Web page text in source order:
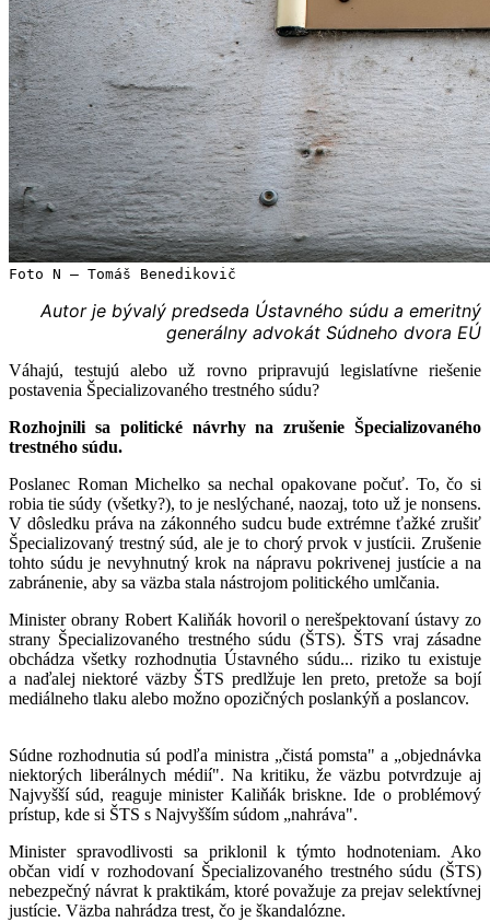
Foto N – Tomáš Benedikovič
Autor je bývalý predseda Ústavného súdu a emeritný
generálny advokát Súdneho dvora EÚ
Váhajú, testujú alebo už rovno pripravujú legislatívne riešenie
postavenia Špecializovaného trestného súdu?
Rozhojnili sa politické návrhy na zrušenie Špecializovaného
trestného súdu.
Poslanec Roman Michelko sa nechal opakovane počuť. To, čo si
robia tie súdy (všetky?), to je neslýchané, naozaj, toto už je nonsens.
V dôsledku práva na zákonného sudcu bude extrémne ťažké zrušiť
Špecializovaný trestný súd, ale je to chorý prvok v justícii. Zrušenie
tohto súdu je nevyhnutný krok na nápravu pokrivenej justície a na
zabránenie, aby sa väzba stala nástrojom politického umlčania.
Minister obrany Robert Kaliňák hovoril o nerešpektovaní ústavy zo
strany Špecializovaného trestného súdu (ŠTS). ŠTS vraj zásadne
obchádza všetky rozhodnutia Ústavného súdu... riziko tu existuje
a naďalej niektoré väzby ŠTS predlžuje len preto, pretože sa bojí
mediálneho tlaku alebo možno opozičných poslankýň a poslancov.
Súdne rozhodnutia sú podľa ministra „čistá pomsta" a „objednávka
niektorých liberálnych médií". Na kritiku, že väzbu potvrdzuje aj
Najvyšší súd, reaguje minister Kaliňák briskne. Ide o problémový
prístup, kde si ŠTS s Najvyšším súdom „nahráva".
Minister spravodlivosti sa priklonil k týmto hodnoteniam. Ako
občan vidí v rozhodovaní Špecializovaného trestného súdu (ŠTS)
nebezpečný návrat k praktikám, ktoré považuje za prejav selektívnej
justície. Väzba nahrádza trest, čo je škandalózne.